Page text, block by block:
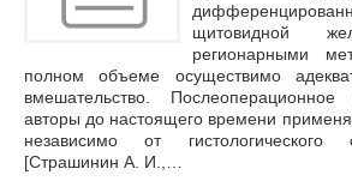
щитовидной
регионарными
полном объеме осуществимо
вмешательство.
авторы до настоящего времени
независимо от гистологического
[Страшинин А. И.,…